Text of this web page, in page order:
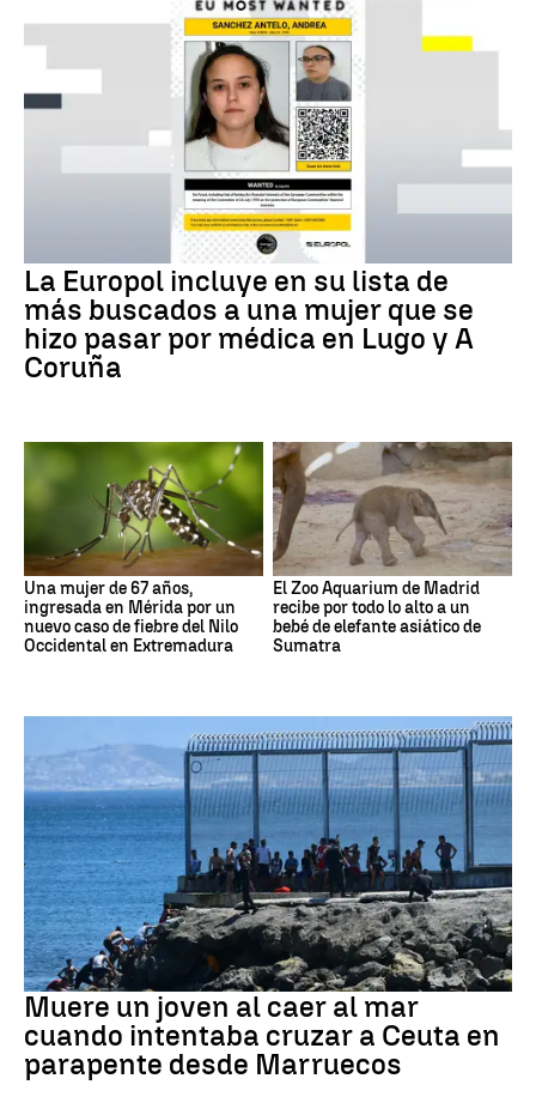
La Europol incluye en su lista de
más buscados a una mujer que se
hizo pasar por médica en Lugo y A
Coruña
Una mujer de 67 años,
ingresada en Mérida por un
nuevo caso de fiebre del Nilo
Occidental en Extremadura
El Zoo Aquarium de Madrid
recibe por todo lo alto a un
bebé de elefante asiático de
Sumatra
Ceuta
Muere un joven al caer al mar
cuando intentaba cruzar a Ceuta en
parapente desde Marruecos